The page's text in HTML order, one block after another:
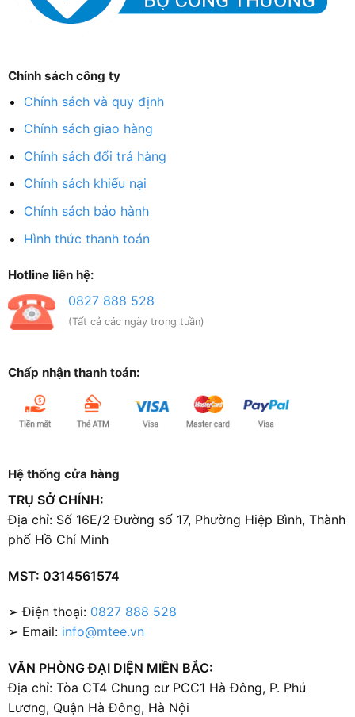
Chính sách công ty
Chính sách và quy định
Chính sách giao hàng
Chính sách đổi trả hàng
Chính sách khiếu nại
Chính sách bảo hành
Hình thức thanh toán
Hotline liên hệ:
0827 888 528
(Tất cả các ngày trong tuần)
Chấp nhận thanh toán:
Hệ thống cửa hàng
TRỤ SỞ CHÍNH:
Địa chỉ: Số 16E/2 Đường số 17, Phường Hiệp Bình, Thành
phố Hồ Chí Minh
MST: 0314561574
➢ Điện thoại: 0827 888 528
➢ Email: info@mtee.vn
VĂN PHÒNG ĐẠI DIỆN MIỀN BẮC:
Địa chỉ: Tòa CT4 Chung cư PCC1 Hà Đông, P. Phú
Lương, Quận Hà Đông, Hà Nội